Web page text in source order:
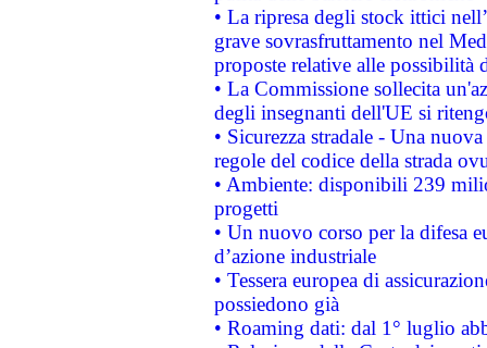
• La ripresa degli stock ittici
grave sovrasfruttamento nel
proposte relative alle possibilità
• La Commissione sollecita
degli insegnanti dell'UE si
• Sicurezza stradale - Una
regole del codice della strada
• Ambiente: disponibili 239
progetti
• Un nuovo corso per la difesa
d’azione industriale
• Tessera europea di
possiedono già
• Roaming dati: dal 1° luglio